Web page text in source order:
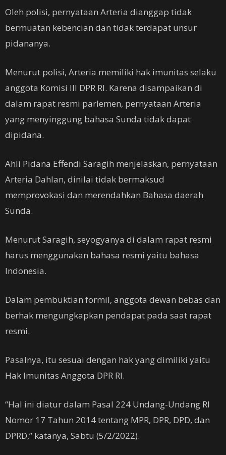
Oleh polisi, pernyataan Arteria dianggap tidak
bermuatan kebencian dan tidak terdapat unsur
pidananya.
Menurut polisi, Arteria memiliki hak imunitas selaku
anggota Komisi III DPR RI. Karena disampaikan di
dalam rapat resmi parlemen, pernyataan Arteria
yang menyinggung bahasa Sunda tidak dapat
dipidana.
Ahli Pidana Effendi Saragih menjelaskan, pernyataan
Arteria Dahlan, dinilai tidak bermaksud
memprovokasi dan merendahkan Bahasa daerah
Sunda.
Menurut Saragih, seyogyanya di dalam rapat resmi
harus menggunakan bahasa resmi yaitu bahasa
Indonesia.
Dalam pembuktian formil, anggota dewan bebas dan
berhak mengungkapkan pendapat pada saat rapat
resmi.
Pasalnya, itu sesuai dengan hak yang dimiliki yaitu
Hak Imunitas Anggota DPR RI.
“Hal ini diatur dalam Pasal 224 Undang-Undang RI
Nomor 17 Tahun 2014 tentang MPR, DPR, DPD, dan
DPRD,” katanya, Sabtu (5/2/2022).